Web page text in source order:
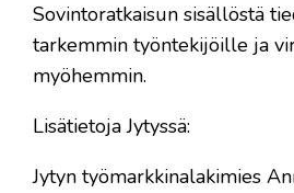
Sovintoratkaisun sisällöstä
tarkemmin työntekijöille ja
myöhemmin.
Lisätietoja Jytyssä:
Jytyn työmarkkinalakimies